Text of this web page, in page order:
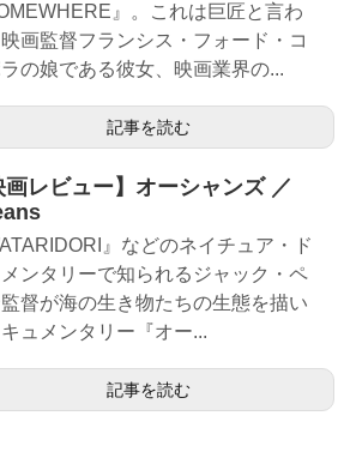
』。これは巨匠と言わ
画監督フランシス・フォード・コ
の娘である彼女、映画業界の...
記事を読む
画レビュー】オーシャンズ ／
』などのネイチュア・ド
ンタリーで知られるジャック・ペ
督が海の生き物たちの生態を描い
ュメンタリー『オー...
記事を読む